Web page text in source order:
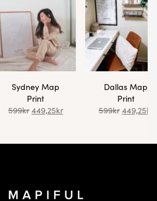
Sydney Map
Print
599kr 449,25kr
Dallas Map
Print
599kr 449,25kr